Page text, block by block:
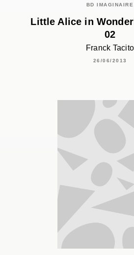
BD IMAGINAIRE
Little Alice in
02
Franck Tacito
26/06/2013